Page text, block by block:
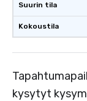
Suurin tila
Kokoustila
kysytyt